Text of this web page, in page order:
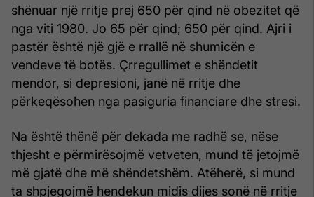
shënuar një rritje prej 650 për qind në obezitet që
nga viti 1980. Jo 65 për qind; 650 për qind. Ajri i
pastër është një gjë e rrallë në shumicën e
vendeve të botës. Çrregullimet e shëndetit
mendor, si depresioni, janë në rritje dhe
përkeqësohen nga pasiguria financiare dhe stresi.
Na është thënë për dekada me radhë se, nëse
thjesht e përmirësojmë vetveten, mund të jetojmë
më gjatë dhe më shëndetshëm. Atëherë, si mund
ta shpjegojmë hendekun midis dijes sonë në rritje